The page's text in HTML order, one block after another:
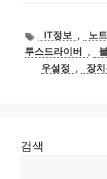
태
그
IT정보 , 노
투스드라이버
,
우설정
, 장
검색